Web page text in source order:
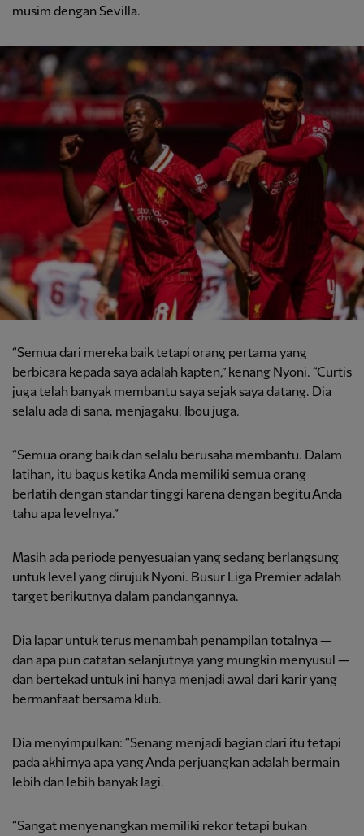
musim dengan Sevilla.
“Semua dari mereka baik tetapi orang pertama yang
berbicara kepada saya adalah kapten,” kenang Nyoni. “Curtis
juga telah banyak membantu saya sejak saya datang. Dia
selalu ada di sana, menjagaku. Ibou juga.
“Semua orang baik dan selalu berusaha membantu. Dalam
latihan, itu bagus ketika Anda memiliki semua orang
berlatih dengan standar tinggi karena dengan begitu Anda
tahu apa levelnya.”
Masih ada periode penyesuaian yang sedang berlangsung
untuk level yang dirujuk Nyoni. Busur Liga Premier adalah
target berikutnya dalam pandangannya.
Dia lapar untuk terus menambah penampilan totalnya —
dan apa pun catatan selanjutnya yang mungkin menyusul —
dan bertekad untuk ini hanya menjadi awal dari karir yang
bermanfaat bersama klub.
Dia menyimpulkan: “Senang menjadi bagian dari itu tetapi
pada akhirnya apa yang Anda perjuangkan adalah bermain
lebih dan lebih banyak lagi.
“Sangat menyenangkan memiliki rekor tetapi bukan